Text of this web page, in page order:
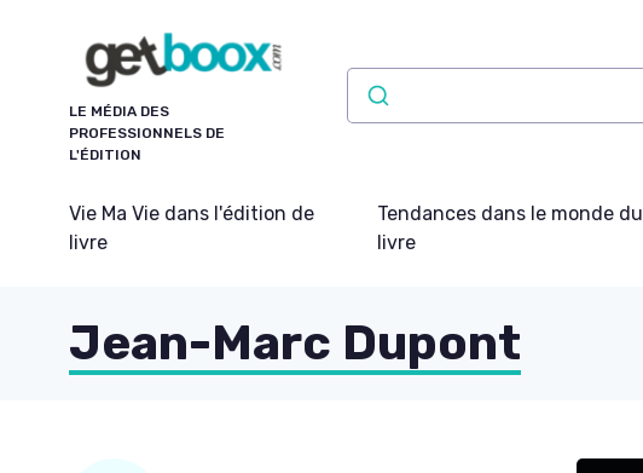
LE MÉDIA DES
PROFESSIONNELS DE
L'ÉDITION
Vie Ma Vie dans l'édition de
livre
Tendances dans le monde du
livre
Jean-Marc Dupont